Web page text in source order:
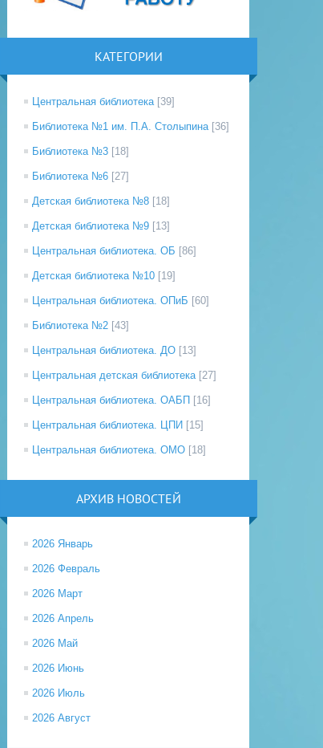
КАТЕГОРИИ
Центральная библиотека [39]
Библиотека №1 им. П.А. Столыпина [36]
Библиотека №3 [18]
Библиотека №6 [27]
Детская библиотека №8 [18]
Детская библиотека №9 [13]
Центральная библиотека. ОБ [86]
Детская библиотека №10 [19]
Центральная библиотека. ОПиБ [60]
Библиотека №2 [43]
Центральная библиотека. ДО [13]
Центральная детская библиотека [27]
Центральная библиотека. ОАБП [16]
Центральная библиотека. ЦПИ [15]
Центральная библиотека. ОМО [18]
АРХИВ НОВОСТЕЙ
2026 Январь
2026 Февраль
2026 Март
2026 Апрель
2026 Май
2026 Июнь
2026 Июль
2026 Август